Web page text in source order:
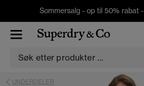
Sommersalg - op til 50% rabat -
UNDERDELER